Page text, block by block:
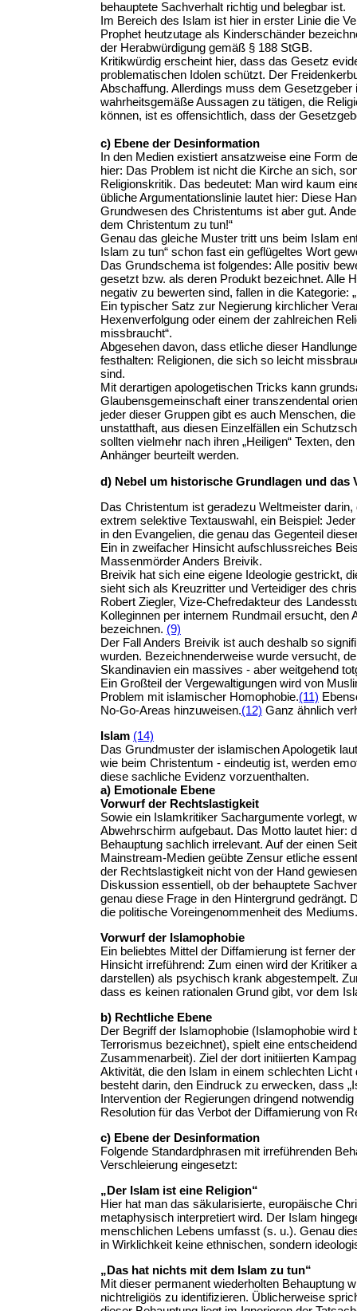
behauptete Sachverhalt richtig und belegbar ist.
Im Bereich des Islam ist hier in erster Linie die
Prophet heutzutage als Kinderschänder
der Herabwürdigung gemäß § 188 StGB.
Kritikwürdig erscheint hier, dass das Gesetz
problematischen Idolen schützt. Der
Abschaffung. Allerdings muss dem
wahrheitsgemäße Aussagen zu tätigen, die
können, ist es offensichtlich, dass der
c) Ebene der Desinformation
In den Medien existiert ansatzweise eine Form
hier: Das Problem ist nicht die Kirche an sich,
Religionskritik. Das bedeutet: Man wird kaum
übliche Argumentationslinie lautet hier: Diese
Grundwesen des Christentums ist aber gut.
dem Christentum zu tun!“
Genau das gleiche Muster tritt uns beim Islam
Islam zu tun“ schon fast ein geflügeltes Wort
Das Grundschema ist folgendes: Alle positiv
gesetzt bzw. als deren Produkt bezeichnet. Alle
negativ zu bewerten sind, fallen in die Kategorie:
Ein typischer Satz zur Negierung kirchlicher
Hexenverfolgung oder einem der zahlreichen
missbraucht“.
Abgesehen davon, dass etliche dieser
festhalten: Religionen, die sich so leicht
sind.
Mit derartigen apologetischen Tricks kann
Glaubensgemeinschaft einer transzendental
jeder dieser Gruppen gibt es auch Menschen,
unstatthaft, aus diesen Einzelfällen ein
sollten vielmehr nach ihren „Heiligen“ Texten,
Anhänger beurteilt werden.
d) Nebel um historische Grundlagen und das
Das Christentum ist geradezu Weltmeister
extrem selektive Textauswahl, ein Beispiel:
in den Evangelien, die genau das Gegenteil
Ein in zweifacher Hinsicht aufschlussreiches
Massenmörder Anders Breivik.
Breivik hat sich eine eigene Ideologie gestrickt,
sieht sich als Kreuzritter und Verteidiger des
Robert Ziegler, Vize-Chefredakteur des
Kolleginnen per internem Rundmail ersucht, den
bezeichnen. (9)
Der Fall Anders Breivik ist auch deshalb so
wurden. Bezeichnenderweise wurde versucht,
Skandinavien ein massives - aber weitgehend
Ein Großteil der Vergewaltigungen wird von
Problem mit islamischer Homophobie.(11)
No-Go-Areas hinzuweisen.(12) Ganz ähnlich
Islam (14)
Das Grundmuster der islamischen Apologetik
wie beim Christentum - eindeutig ist, werden
diese sachliche Evidenz vorzuenthalten.
a) Emotionale Ebene
Vorwurf der Rechtslastigkeit
Sowie ein Islamkritiker Sachargumente vorlegt,
Abwehrschirm aufgebaut. Das Motto lautet hier:
Behauptung sachlich irrelevant. Auf der einen
Mainstream-Medien geübte Zensur etliche
der Rechtslastigkeit nicht von der Hand
Diskussion essentiell, ob der behauptete
genau diese Frage in den Hintergrund
die politische Voreingenommenheit des Mediums.
Vorwurf der Islamophobie
Ein beliebtes Mittel der Diffamierung ist ferner
Hinsicht irreführend: Zum einen wird der Kritiker
darstellen) als psychisch krank abgestempelt.
dass es keinen rationalen Grund gibt, vor dem
b) Rechtliche Ebene
Der Begriff der Islamophobie (Islamophobie
Terrorismus bezeichnet), spielt eine
Zusammenarbeit). Ziel der dort initiierten
Aktivität, die den Islam in einem schlechten
besteht darin, den Eindruck zu erwecken, dass
Intervention der Regierungen dringend
Resolution für das Verbot der Diffamierung von
c) Ebene der Desinformation
Folgende Standardphrasen mit irreführenden
Verschleierung eingesetzt:
„Der Islam ist eine Religion“
Hier hat man das säkularisierte, europäische
metaphysisch interpretiert wird. Der Islam
menschlichen Lebens umfasst (s. u.). Genau
in Wirklichkeit keine ethnischen, sondern
„Das hat nichts mit dem Islam zu tun“
Mit dieser permanent wiederholten Behauptung
nichtreligiös zu identifizieren. Üblicherweise